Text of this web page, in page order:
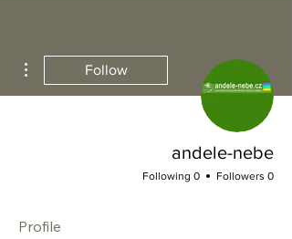
Follow
andele-nebe
0 Followers
0 Following
Profile